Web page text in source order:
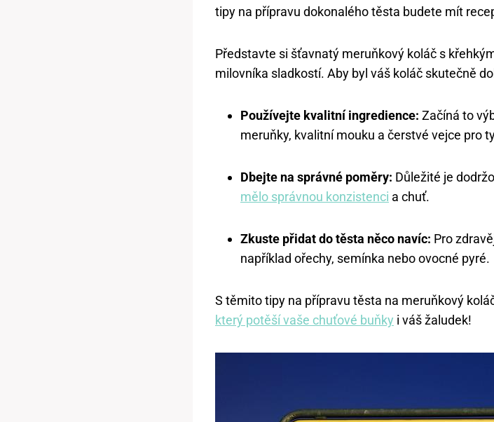
tipy na přípravu dokonalého těsta budete mít
Představte si šťavnatý meruňkový koláč s
milovníka sladkostí. Aby byl váš koláč skutečně
Používejte kvalitní ingredience: Začíná to
meruňky, kvalitní mouku a čerstvé vejce pro
Dbejte na správné poměry: Důležité je
mělo správnou konzistenci a chuť.
Zkuste přidat do těsta něco navíc: Pro
například ořechy, semínka nebo ovocné pyré.
S těmito tipy na přípravu těsta na meruňkový
který potěší vaše chuťové buňky i váš žaludek!